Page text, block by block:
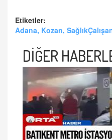
Etiketler:
Adana, Kozan,
DİĞER